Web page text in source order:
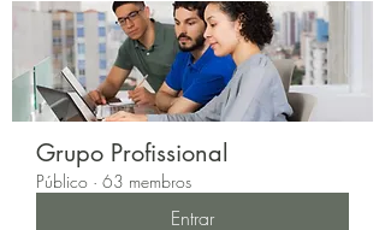
Grupo Profissional
Público · 63 membros
Entrar